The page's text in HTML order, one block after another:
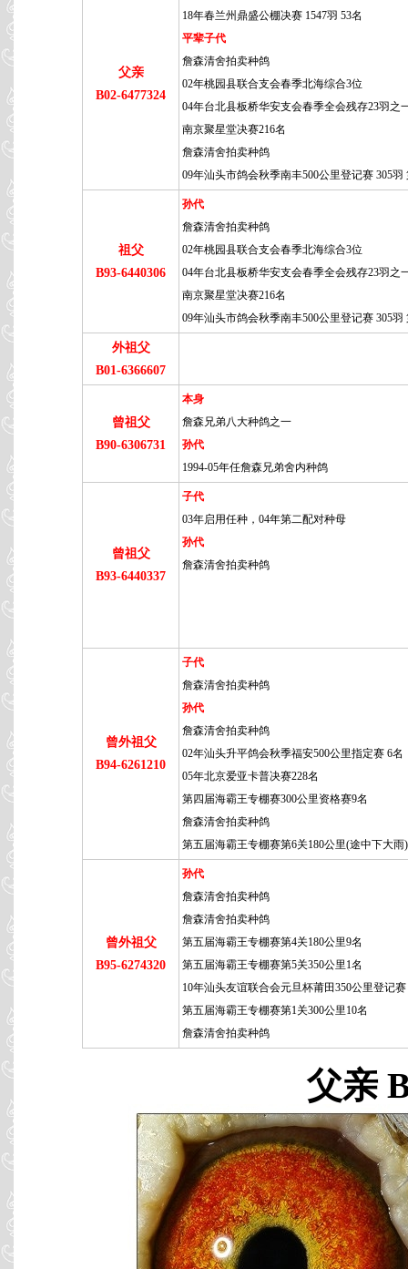
父亲
B02-6477324
18年春兰州鼎盛公棚决赛 1547羽 53名
平辈子代
詹森清舍拍卖种鸽
02年桃园县联合支会春季北海综合3位
04年台北县板桥华安支会春季全会残存23羽之
南京聚星堂决赛216名
詹森清舍拍卖种鸽
09年汕头市鸽会秋季南丰500公里登记赛 305羽
祖父
B93-6440306
孙代
詹森清舍拍卖种鸽
02年桃园县联合支会春季北海综合3位
04年台北县板桥华安支会春季全会残存23羽之
南京聚星堂决赛216名
09年汕头市鸽会秋季南丰500公里登记赛 305羽
外祖父
B01-6366607
曾祖父
B90-6306731
本身
詹森兄弟八大种鸽之一
孙代
1994-05年任詹森兄弟舍内种鸽
曾祖父
B93-6440337
子代
03年启用任种，04年第二配对种母
孙代
詹森清舍拍卖种鸽
曾外祖父
B94-6261210
子代
詹森清舍拍卖种鸽
孙代
詹森清舍拍卖种鸽
02年汕头升平鸽会秋季福安500公里指定赛 6名
05年北京爱亚卡普决赛228名
第四届海霸王专棚赛300公里资格赛9名
詹森清舍拍卖种鸽
第五届海霸王专棚赛第6关180公里(途中下大雨
曾外祖父
B95-6274320
孙代
詹森清舍拍卖种鸽
詹森清舍拍卖种鸽
第五届海霸王专棚赛第4关180公里9名
第五届海霸王专棚赛第5关350公里1名
10年汕头友谊联合会元旦杯莆田350公里登记赛
第五届海霸王专棚赛第1关300公里10名
詹森清舍拍卖种鸽
父亲